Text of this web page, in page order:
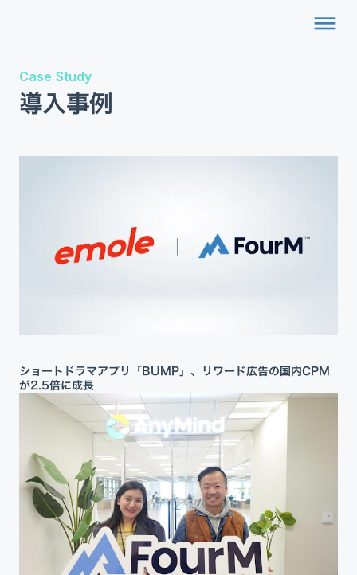
dehaze
Case Study
導入事例
ショートドラマアプリ「BUMP」、リワード広告の国内CPM
が2.5倍に成長